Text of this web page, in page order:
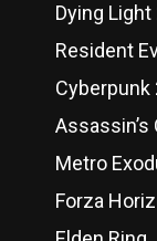
Dying
Resident
Cyberpunk
Assassin’s
Metro
Forza